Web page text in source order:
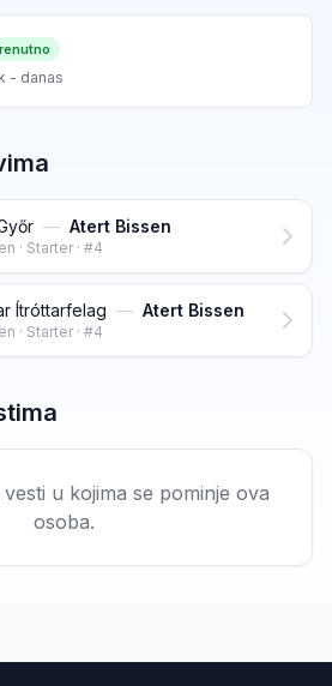
- danas
— Atert Bissen
· Starter · #4
Ítróttarfelag — Atert Bissen
· Starter · #4
u kojima se pominje ova
osoba.